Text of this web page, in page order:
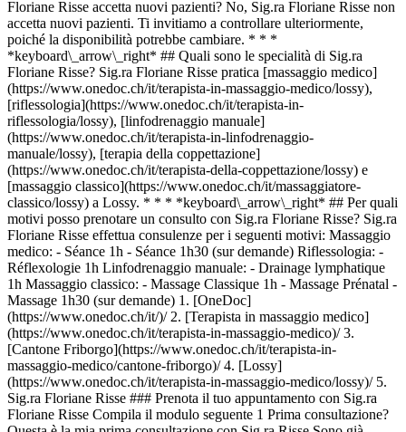
Floriane Risse accetta nuovi pazienti? No, Sig.ra Floriane Risse non
accetta nuovi pazienti. Ti invitiamo a controllare ulteriormente,
poiché la disponibilità potrebbe cambiare. * * *
*keyboard\_arrow\_right* ## Quali sono le specialità di Sig.ra
Floriane Risse? Sig.ra Floriane Risse pratica [massaggio medico]
(https://www.onedoc.ch/it/terapista-in-massaggio-medico/lossy),
[riflessologia](https://www.onedoc.ch/it/terapista-in-
riflessologia/lossy), [linfodrenaggio manuale]
(https://www.onedoc.ch/it/terapista-in-linfodrenaggio-
manuale/lossy), [terapia della coppettazione]
(https://www.onedoc.ch/it/terapista-della-coppettazione/lossy) e
[massaggio classico](https://www.onedoc.ch/it/massaggiatore-
classico/lossy) a Lossy. * * * *keyboard\_arrow\_right* ## Per quali
motivi posso prenotare un consulto con Sig.ra Floriane Risse? Sig.ra
Floriane Risse effettua consulenze per i seguenti motivi: Massaggio
medico: - Séance 1h - Séance 1h30 (sur demande) Riflessologia: -
Réflexologie 1h Linfodrenaggio manuale: - Drainage lymphatique
1h Massaggio classico: - Massage Classique 1h - Massage Prénatal -
Massage 1h30 (sur demande) 1. [OneDoc](https://www.onedoc.ch/it/)/ 2. [Terapista in massaggio medico](https://www.onedoc.ch/it/terapista-in-massaggio-medico)/ 3. [Cantone Friborgo](https://www.onedoc.ch/it/terapista-in-massaggio-medico/cantone-friborgo)/ 4. [Lossy](https://www.onedoc.ch/it/terapista-in-massaggio-medico/lossy)/ 5. Sig.ra Floriane Risse ### Prenota il tuo appuntamento con Sig.ra Floriane Risse Compila il modulo seguente 1 Prima consultazione? Questa è la mia prima consultazione con Sig.ra Risse Sono già seguito/a da Sig.ra Risse * * * *touch\_app* Scegli una fascia oraria *chevron\_left* mer 05 ago *chevron\_right* Vedi più appuntamenti Fascia oraria Prenota appuntamento ### Scarica l'app OneDoc Prenota un appuntamento online con un medico, dentista o terapeuta vicino a te in Svizzera. L'app OneDoc ti consente di gestire tutti i tuoi appuntamenti medici dal tuo cellulare, ovunque e in qualsiasi momento. ![Codice QR che rimanda all’App Store o a Google Play per scaricare l’app OneDoc Pazienti](https://www.onedoc.ch/assets/images/download-app-qr.jpeg) Scansiona il codice QR per scaricare l'app [![Scarica la nostra applicazione su App Store!](https://www.onedoc.ch/assets/images/app-store-badge-it.svg)](https://apps.apple.com/ch/app/onedoc/id1592376413?l=fr)[![Scarica la nostra app su Google Play Store!](https://www.onedoc.ch/assets/images/google-play-badge-it.png)](https://play.google.com/store/apps/details?id=ch.onedoc.patient&hl=fr-CH) *keyboard\_arrow\_right* ## Specialità correlate [Terapista in massaggio medico a Berna](https://www.onedoc.ch/it/terapista-in-massaggio-medico/berna)[Terapista in massaggio medico a Thun](https://www.onedoc.ch/it/terapista-in-massaggio-medico/thun)[Terapista in massaggio medico a Bienna](https://www.onedoc.ch/it/terapista-in-massaggio-medico/bienna)[Terapista in massaggio medico a Bulle](https://www.onedoc.ch/it/terapista-in-massaggio-medico/bulle)[Terapista in massaggio medico a Losanna](https://www.onedoc.ch/it/terapista-in-massaggio-medico/losanna)[Terapista in massaggio medico a Friburgo](https://www.onedoc.ch/it/terapista-in-massaggio-medico/friburgo)[Terapista in massaggio medico a Burgdorf](https://www.onedoc.ch/it/terapista-in-massaggio-medico/burgdorf)[Terapista in riflessologia a Losanna](https://www.onedoc.ch/it/terapista-in-riflessologia/losanna)[Terapista in riflessologia a Friburgo](https://www.onedoc.ch/it/terapista-in-riflessologia/friburgo)[Terapista in riflessologia a Bulle](https://www.onedoc.ch/it/terapista-in-riflessologia/bulle)[Terapista in riflessologia a Neuchâtel](https://www.onedoc.ch/it/terapista-in-riflessologia/neuchatel)[Terapista in riflessologia a Vevey](https://www.onedoc.ch/it/terapista-in-riflessologia/vevey)[Terapista in riflessologia a Montreux](https://www.onedoc.ch/it/terapista-in-riflessologia/montreux)[Terapista in riflessologia a Yverdon-les-Bains](https://www.onedoc.ch/it/terapista-in-riflessologia/yverdon-les-bains)[Terapista in riflessologia a La Tour-de-Peilz](https://www.onedoc.ch/it/terapista-in-riflessologia/la-tour-de-peilz)[Terapista in riflessologia a Bienna](https://www.onedoc.ch/it/terapista-in-riflessologia/bienna)[Terapista in riflessologia a Châtel-Saint-Denis](https://www.onedoc.ch/it/terapista-in-riflessologia/chatel-saint-denis)[Terapista in riflessologia a Estavayer](https://www.onedoc.ch/it/terapista-in-riflessologia/estavayer)[Terapista in riflessologia a Blonay - Saint-Légier](https://www.onedoc.ch/it/terapista-in-riflessologia/blonay-saint-legier)[Terapista in riflessologia a Berna](https://www.onedoc.ch/it/terapista-in-riflessologia/berna)[Terapista in riflessologia a Oron](https://www.onedoc.ch/it/terapista-in-riflessologia/oron) *keyboard\_arrow\_right* ## Ricerche frequenti [Fisioterapista a Losanna](https://www.onedoc.ch/it/fisioterapista/losanna)[Psicologo a Losanna](https://www.onedoc.ch/it/psicologo/losanna)[Massaggiatore classico a Losanna](https://www.onedoc.ch/it/massaggiatore-classico/losanna)[Osteopata a Losanna](https://www.onedoc.ch/it/osteopata/losanna)[Medico generico a Losanna](https://www.onedoc.ch/it/medico-generico/losanna)[Medico generico a Berna](https://www.onedoc.ch/it/medico-generico/berna)[OB-GYN (ostetrico-ginecologo) a Berna](https://www.onedoc.ch/it/ob-gyn-ostetrico-ginecologo/berna)[Terapista in linfodrenaggio manuale a Losanna](https://www.onedoc.ch/it/terapista-in-linfodrenaggio-manuale/losanna)[Fisioterapista a Berna](https://www.onedoc.ch/it/fisioterapista/berna)[Terapista in riflessologia a Losanna](https://www.onedoc.ch/it/terapista-in-riflessologia/losanna)[Dentista a Losanna](https://www.onedoc.ch/it/dentista/losanna)[Oculista a Losanna](https://www.onedoc.ch/it/oculista/losanna)[Oculista a Berna](https://www.onedoc.ch/it/oculista/berna)[Agopuntore a Losanna](https://www.onedoc.ch/it/agopuntore/losanna)[Massaggiatore terapeutico a Losanna](https://www.onedoc.ch/it/massaggiatore-terapeutico/losanna)[Ipnoterapista a Losanna](https://www.onedoc.ch/it/ipnoterapista/losanna)[Specialista in medicina interna generale a Berna](https://www.onedoc.ch/it/specialista-in-medicina-interna-generale/berna)[Terapista della nutrizione (MCO) a Losanna](https://www.onedoc.ch/it/terapista-della-nutrizione-mco/losanna)[Osteopata a Friburgo](https://www.onedoc.ch/it/osteopata/friburgo)[Naturopata MCO/TEN a Losanna](https://www.onedoc.ch/it/naturopata-mco-ten/losanna)[OB-GYN (ostetrico-ginecologo) a Losanna](https://www.onedoc.ch/it/ob-gyn-ostetrico-ginecologo/losanna) *keyboard\_arrow\_right* ## Cerca un professionista [Elenco dei professionisti](https://www.onedoc.ch/it/elenco) [A](https://www.onedoc.ch/it/elenco/A) [B](https://www.onedoc.ch/it/elenco/B) [C](https://www.onedoc.ch/it/elenco/C) [D](https://www.onedoc.ch/it/elenco/D) [E](https://www.onedoc.ch/it/elenco/E) [F](https://www.onedoc.ch/it/elenco/F) [G](https://www.onedoc.ch/it/elenco/G) [H](https://www.onedoc.ch/it/elenco/H) [I](https://www.onedoc.ch/it/elenco/I) [J](https://www.onedoc.ch/it/elenco/J) [K](https://www.onedoc.ch/it/elenco/K) [L](https://www.onedoc.ch/it/elenco/L) [M](https://www.onedoc.ch/it/elenco/M) [N](https://www.onedoc.ch/it/elenco/N) [O](https://www.onedoc.ch/it/elenco/O) [P](https://www.onedoc.ch/it/elenco/P) [Q](https://www.onedoc.ch/it/elenco/Q) [R](https://www.onedoc.ch/it/elenco/R) [S](https://www.onedoc.ch/it/elenco/S) [T](https://www.onedoc.ch/it/elenco/T) [U](https://www.onedoc.ch/it/elenco/U) [V](https://www.onedoc.ch/it/elenco/V) [W](https://www.onedoc.ch/it/elenco/W) [X](https://www.onedoc.ch/it/elenco/X) [Y](https://www.onedoc.ch/it/elenco/Y) [Z](https://www.onedoc.ch/it/elenco/Z) ## OneDoc [Sono un professionista](https://info.onedoc.ch/it/) [Su di noi](https://info.onedoc.ch/it/nostra-missione/) [News e premi](https://info.onedoc.ch/it/media/) [Lavora con noi](https://career.onedoc.ch/it) [Centro privacy](https://privacy.onedoc.ch/it/) [Gestione dei cookie](javascript:Didomi.preferences.show%28%29) [Centro di assistenza](https://help.onedoc.ch/it/) ## Lingue [Deutsch](https://www.onedoc.ch/de/medizinische-masseurin-massage/lossy/pcscz/floriane-risse) [Français](https://www.onedoc.ch/fr/masseuse-medicale/lossy/pcscz/floriane-risse) [Italiano](https://www.onedoc.ch/it/terapista-in-massaggio-medico/lossy/pcscz/floriane-risse) [English](https://www.onedoc.ch/en/medical-massage-therapist/lossy/pcscz/floriane-risse) ## Specialità correlate [Terapista in massaggio medico a Berna](https://www.onedoc.ch/it/terapista-in-massaggio-medico/berna) [Terapista in massaggio medico a Thun](https://www.onedoc.ch/it/terapista-in-massaggio-medico/thun) [Terapista in massaggio medico a Bienna](https://www.onedoc.ch/it/terapista-in-massaggio-medico/bienna) [Terapista in massaggio medico a Bulle](https://www.onedoc.ch/it/terapista-in-massaggio-medico/bulle) [Terapista in massaggio medico a Losanna](https://www.onedoc.ch/it/terapista-in-massaggio-medico/losanna) [Terapista in massaggio medico a Friburgo](https://www.onedoc.ch/it/terapista-in-massaggio-medico/friburgo) [Terapista in massaggio medico a Burgdorf](https://www.onedoc.ch/it/terapista-in-massaggio-medico/burgdorf) [Terapista in riflessologia a Losanna](https://www.onedoc.ch/it/terapista-in-riflessologia/losanna) [Terapista in riflessologia a Friburgo](https://www.onedoc.ch/it/terapista-in-riflessologia/friburgo) [Terapista in riflessologia a Bulle](https://www.onedoc.ch/it/terapista-in-riflessologia/bulle) [Terapista in riflessologia a Neuchâtel](https://www.onedoc.ch/it/terapista-in-riflessologia/neuchatel) [Terapista in riflessologia a Vevey](https://www.onedoc.ch/it/terapista-in-riflessologia/vevey) [Terapista in riflessologia a Montreux](https://www.onedoc.ch/it/terapista-in-riflessologia/montreux) [Terapista in riflessologia a Yverdon-les-Bains](https://www.onedoc.ch/it/terapista-in-riflessologia/yverdon-les-bains) [Terapista in riflessologia a La Tour-de-Peilz](https://www.onedoc.ch/it/terapista-in-riflessologia/la-tour-de-peilz) [Terapista in riflessologia a Bienna](https://www.onedoc.ch/it/terapista-in-riflessologia/bienna) [Terapista in riflessologia a Châtel-Saint-Denis](https://www.onedoc.ch/it/terapista-in-riflessologia/chatel-saint-denis) [Terapista in riflessologia a Estavayer](https://www.onedoc.ch/it/terapista-in-riflessologia/estavayer) [Terapista in riflessologia a Blonay - Saint-Légier](https://www.onedoc.ch/it/terapista-in-riflessologia/blonay-saint-legier) [Terapista in riflessologia a Berna](https://www.onedoc.ch/it/terapista-in-riflessologia/berna) [Terapista in riflessologia a Oron](https://www.onedoc.ch/it/terapista-in-riflessologia/oron) ## Ricerche frequenti [Fisioterapista a Losanna](https://www.onedoc.ch/it/fisioterapista/losanna) [Psicologo a Losanna](https://www.onedoc.ch/it/psicologo/losanna) [Massaggiatore classico a Losanna](https://www.onedoc.ch/it/massaggiatore-classico/losanna) [Osteopata a Losanna](https://www.onedoc.ch/it/osteopata/losanna) [Me